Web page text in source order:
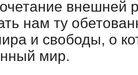
внешней
нам ту
и свободы, о
мир.